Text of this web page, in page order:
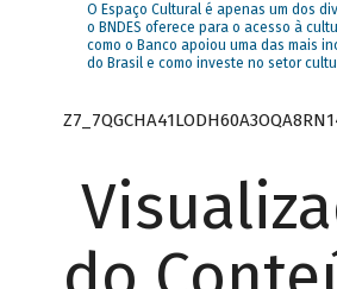
O Espaço Cultural é apenas um dos
o BNDES oferece para o acesso à
como o Banco apoiou uma das mais
do Brasil e como investe no setor